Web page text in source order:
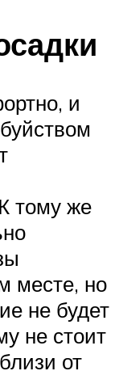
и
тому же
месте, но
не будет
не стоит
от